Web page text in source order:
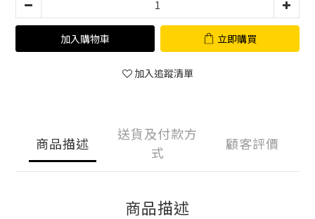
加入購物車 立即購買
加入追蹤清單
商品描述
送貨及付款方
式
顧客評價
商品描述